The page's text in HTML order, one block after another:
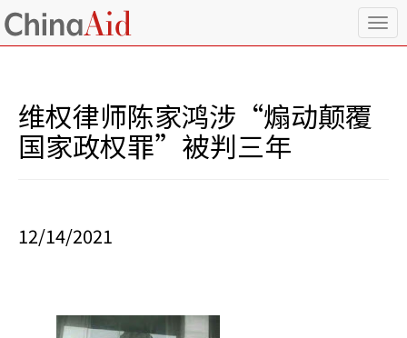
T
o
维权律师陈家鸿涉“煽动颠覆
国家政权罪”被判三年
12/14/2021